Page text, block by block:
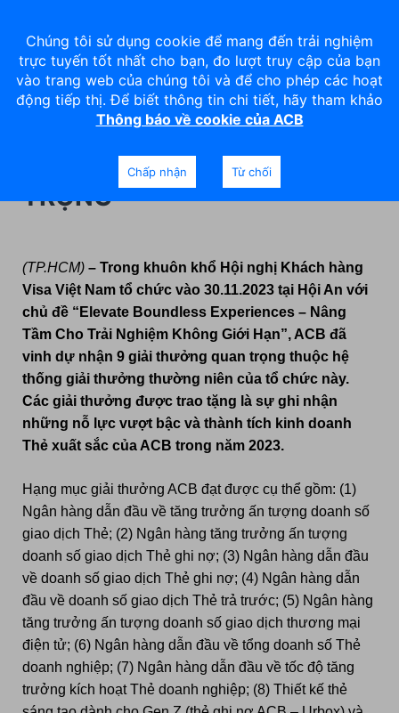
ACB ĐƯỢC VISA VINH DANH
VỚI 9 GIẢI THƯỞNG QUAN
TRỌNG
(TP.HCM) – Trong khuôn khổ Hội nghị Khách hàng
Visa Việt Nam tổ chức vào 30.11.2023 tại Hội An với
chủ đề “Elevate Boundless Experiences – Nâng
Tầm Cho Trải Nghiệm Không Giới Hạn”, ACB đã
vinh dự nhận 9 giải thưởng quan trọng thuộc hệ
thống giải thưởng thường niên của tổ chức này.
Các giải thưởng được trao tặng là sự ghi nhận
những nỗ lực vượt bậc và thành tích kinh doanh
Thẻ xuất sắc của ACB trong năm 2023.
Hạng mục giải thưởng ACB đạt được cụ thể gồm: (1)
Ngân hàng dẫn đầu về tăng trưởng ấn tượng doanh số
giao dịch Thẻ; (2) Ngân hàng tăng trưởng ấn tượng
doanh số giao dịch Thẻ ghi nợ; (3) Ngân hàng dẫn đầu
về doanh số giao dịch Thẻ ghi nợ; (4) Ngân hàng dẫn
đầu về doanh số giao dịch Thẻ trả trước; (5) Ngân hàng
tăng trưởng ấn tượng doanh số giao dịch thương mại
điện tử; (6) Ngân hàng dẫn đầu về tổng doanh số Thẻ
doanh nghiệp; (7) Ngân hàng dẫn đầu về tốc độ tăng
trưởng kích hoạt Thẻ doanh nghiệp; (8) Thiết kế thẻ
Chúng tôi sử dụng cookie để mang đến trải nghiệm
trực tuyến tốt nhất cho bạn, đo lượt truy cập của bạn
vào trang web của chúng tôi và để cho phép các hoạt
động tiếp thị. Để biết thông tin chi tiết, hãy tham khảo
Thông báo về cookie của ACB
Chấp nhận Từ chối